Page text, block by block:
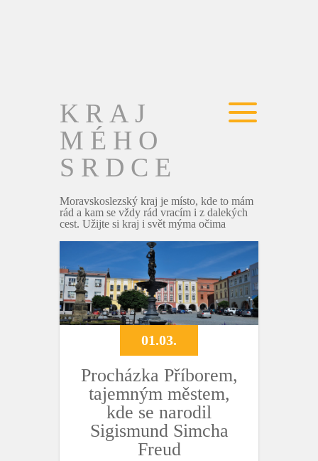
KRAJ
MÉHO
SRDCE
Moravskoslezský kraj je místo, kde to mám
rád a kam se vždy rád vracím i z dalekých
cest. Užijte si kraj i svět mýma očima
01.03.
Procházka Příborem,
tajemným městem,
kde se narodil
Sigismund Simcha
Freud